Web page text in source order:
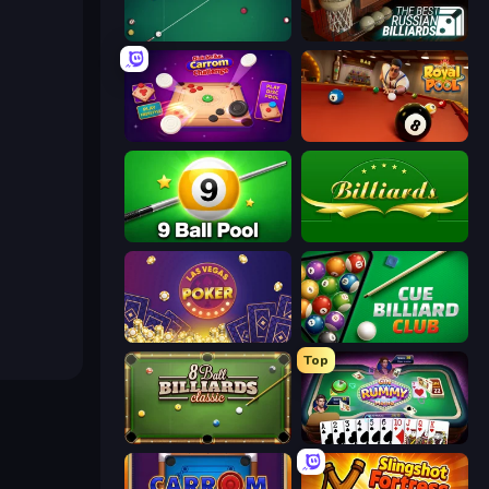
Mafia Billiard Tricks The Best Russian Billiards
Las Vegas Poker Cue Billiard Club
8 Ball Billiards Classic
Top
Gin Rummy Mania